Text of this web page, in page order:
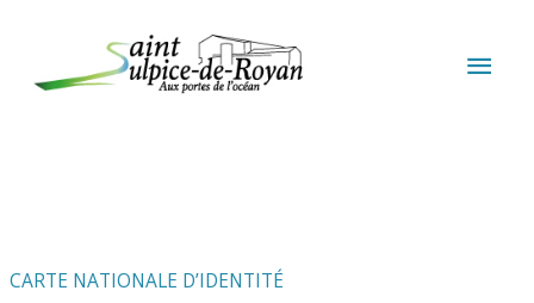
CARTE NATIONALE D’IDENTITÉ